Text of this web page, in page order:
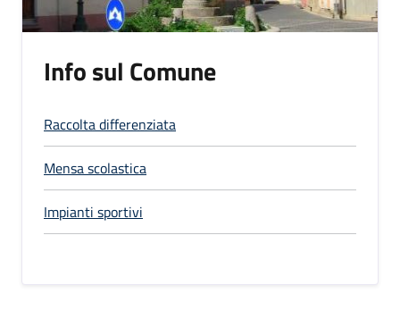
Info sul Comune
Raccolta differenziata
Mensa scolastica
Impianti sportivi